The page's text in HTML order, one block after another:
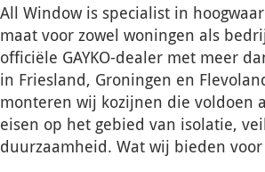
All Window is specialist in
maat voor zowel woningen als
officiële GAYKO-dealer met meer
in Friesland, Groningen en
monteren wij kozijnen die voldoen
eisen op het gebied van isolatie,
duurzaamheid. Wat wij bieden